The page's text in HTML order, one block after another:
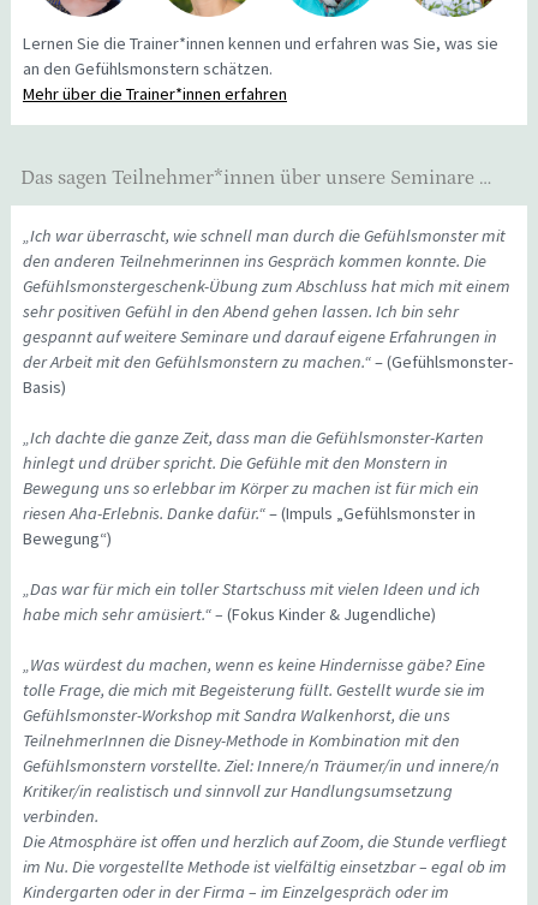
Lernen Sie die Trainer*innen kennen und erfahren was Sie, was sie
an den Gefühlsmonstern schätzen.
Mehr über die Trainer*innen erfahren
Das sagen Teilnehmer*innen über unsere Seminare …
„Ich war überrascht, wie schnell man durch die Gefühlsmonster mit
den anderen Teilnehmerinnen ins Gespräch kommen konnte. Die
Gefühlsmonstergeschenk-Übung zum Abschluss hat mich mit einem
sehr positiven Gefühl in den Abend gehen lassen. Ich bin sehr
gespannt auf weitere Seminare und darauf eigene Erfahrungen in
der Arbeit mit den Gefühlsmonstern zu machen.“– (Gefühlsmonster-
Basis)
„Ich dachte die ganze Zeit, dass man die Gefühlsmonster-Karten
hinlegt und drüber spricht. Die Gefühle mit den Monstern in
Bewegung uns so erlebbar im Körper zu machen ist für mich ein
riesen Aha-Erlebnis. Danke dafür.“– (Impuls „Gefühlsmonster in
Bewegung“)
„Das war für mich ein toller Startschuss mit vielen Ideen und ich
habe mich sehr amüsiert.“ – (Fokus Kinder & Jugendliche)
„Was würdest du machen, wenn es keine Hindernisse gäbe? Eine
tolle Frage, die mich mit Begeisterung füllt. Gestellt wurde sie im
Gefühlsmonster-Workshop mit Sandra Walkenhorst, die uns
TeilnehmerInnen die Disney-Methode in Kombination mit den
Gefühlsmonstern vorstellte. Ziel: Innere/n Träumer/in und innere/n
Kritiker/in realistisch und sinnvoll zur Handlungsumsetzung
verbinden.
Die Atmosphäre ist offen und herzlich auf Zoom, die Stunde verfliegt
im Nu. Die vorgestellte Methode ist vielfältig einsetzbar – egal ob im
Kindergarten oder in der Firma – im Einzelgespräch oder im